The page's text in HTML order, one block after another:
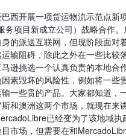
西开展一项货运物流示范点
务项目新成立公司）战略合作
的派送互联网，但现阶段面
输阻碍，除此之外在一些比
逊挑选一个认真负责的本地
素毁坏的风险性，例如将一
一些贵的产品。大家都知道
和澳洲这两个市场，就现在
已经变为了该地域
市场，但需要在和